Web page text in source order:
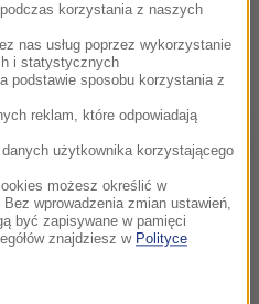
od skrzyżowania z ul.
Jagiellońską będzie
przejazdu
Ulice Cicha i
z ruchu. Poruszać się
osoby mieszkające przy
miejskiej, taksówki
- jak co roku -
korzystania z naszych
nas usług poprzez wykorzystanie
i statystycznych
podstawie sposobu korzystania z
reklam, które odpowiadają
użytkownika korzystającego
możesz określić w
wprowadzenia zmian ustawień,
być zapisywane w pamięci
znajdziesz w Polityce